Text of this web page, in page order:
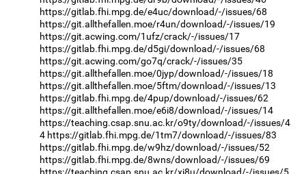
https://gitlab.fhi.mpg.de/e4uc/download/-/issues/68
https://git.allthefallen.moe/r4un/download/-/issues/19
https://git.acwing.com/1ufz/crack/-/issues/17
https://gitlab.fhi.mpg.de/d5gi/download/-/issues/68
https://git.acwing.com/go7q/crack/-/issues/35
https://git.allthefallen.moe/0jyp/download/-/issues/18
https://git.allthefallen.moe/5ftm/download/-/issues/13
https://gitlab.fhi.mpg.de/4pup/download/-/issues/62
https://git.allthefallen.moe/e6i8/download/-/issues/14
https://teaching.csap.snu.ac.kr/o9ty/download/-/issues/4
4 https://gitlab.fhi.mpg.de/1tm7/download/-/issues/83
https://gitlab.fhi.mpg.de/w9hz/download/-/issues/52
https://gitlab.fhi.mpg.de/8wns/download/-/issues/69
https://teaching.csap.snu.ac.kr/xi8u/download/-/issues/5